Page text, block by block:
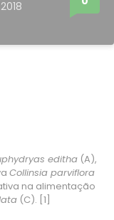
editha (A),
Collinsia parviflora
na alimentação
(C). [1]